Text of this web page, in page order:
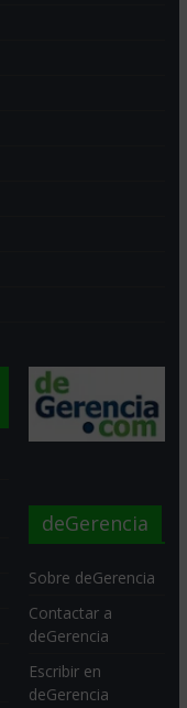
deGerencia
Sobre deGerencia
Contactar a
deGerencia
Escribir en
deGerencia